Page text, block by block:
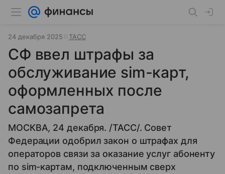
24 декабря 2025 ТАСС
СФ ввел штрафы за
обслуживание sim-карт,
оформленных после
самозапрета
МОСКВА, 24 декабря. /ТАСС/. Совет
Федерации одобрил закон о штрафах для
операторов связи за оказание услуг абоненту
по sim-картам, подключенным сверх